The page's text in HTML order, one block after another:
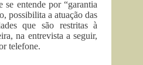
se entende por “garantia
possibilita a atuação das
que são restritas à
na entrevista a seguir,
telefone.